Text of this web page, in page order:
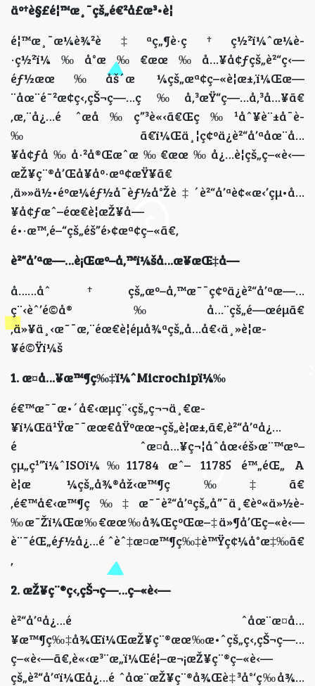
äº†è§£é¦™æ¸¯çš„é€²å£æ³•è¦
é¦™æ¸¯æ¼è¾²è‡ªç„¶è­·ç†ç½²ï¼ˆæ¼è­
·ç½²ï¼‰å°æ‰€æœ‰å…¥å¢ƒçš„è²“ç‹—
éƒ½æœ‰åš´æ ¼çš„æª¢ç–«è¦æ±‚ï¼Œæ—
¨åœ¨é˜²æ­¢ç‹‚çŠ¬ç—…ç­‰å‚³æŸ“ç—…å‚³å…¥ã€
‚æ‚¨å¿…é ˆæå‰ç”³è«‹ã€Œç‰¹åˆ¥è¨±å¯è­
‰ã€ï¼Œä¸¦ç¢ºä¿è²“å’ªåœ¨å…
¥å¢ƒå‰å·²å®Œæˆæ‰€æœ‰å¿…è¦çš„ç–«è‹—
æŽ¥ç¨®å’Œå¥åº·æª¢æŸ¥ã€
‚ä»»ä½•éºæ¼éƒ½å¯èƒ½å°Žè‡´è²“å’ªè¢«æ‹’çµ•å…
¥å¢ƒæˆ–éœ€è¦æŽ¥å—
é•·æ™‚é–“çš„éš”é›¢æª¢ç–«ã€‚
è²“å’ªæ—…è¡Œæº–å‚™ï¼šå…­æ­¥æŒ‡å—
å……åˆ†çš„æº–å‚™æ˜¯ç¢ºä¿è²“å’ªæ—…
ç¨‹èˆ’é©å®‰å…¨çš„é—œéµã€
‚ä»¥ä¸‹æ˜¯æ‚¨éœ€è¦éµå¾ªçš„å…­å€‹ä¸»è¦æ­
¥é©Ÿï¼š
1. æ¤å…¥æ™¶ç‰‡ï¼ˆMicrochipï¼‰
é€™æ˜¯æ•´å€‹æµç¨‹çš„ç¬¬ä¸€æ­
¥ï¼Œä¹Ÿæ˜¯æœ€åŸºæœ¬çš„è¦æ±‚ã€‚è²“å’ªå¿…
é ˆæ¤å…¥ç¬¦åˆåœ‹éš›æ¨™æº–
çµ„ç¹”ï¼ˆISOï¼‰11784 æˆ– 11785 é™„éŒ„ A
è¦æ ¼çš„å¾®åž‹æ™¶ç‰‡ã€
‚é€™å€‹æ™¶ç‰‡æ˜¯è²“å’ªçš„å”¯ä¸€èº«ä»½è­
‰æ˜Žï¼Œæ‰€æœ‰å¾ŒçºŒæ–‡ä»¶å’Œç–«è‹—
è¨˜éŒ„éƒ½å¿…é ˆèˆ‡æ­¤æ™¶ç‰‡è™Ÿç¢¼å°æ‡‰ã€
‚
2. æŽ¥ç¨®ç‹‚çŠ¬ç—…ç–«è‹—
è²“å’ªå¿…é ˆåœ¨æ¤å…
¥æ™¶ç‰‡å¾Œï¼ŒæŽ¥ç¨®æœ‰æ•ˆçš„ç‹‚çŠ¬ç—…
ç–«è‹—ã€‚è«‹æ³¨æ„ï¼Œé¦–æ¬¡æŽ¥ç¨®ç–«è‹—
çš„è²“å’ªï¼Œå¿…é ˆåœ¨æŽ¥ç¨®å¾Œè‡³å°‘ç­‰å¾…